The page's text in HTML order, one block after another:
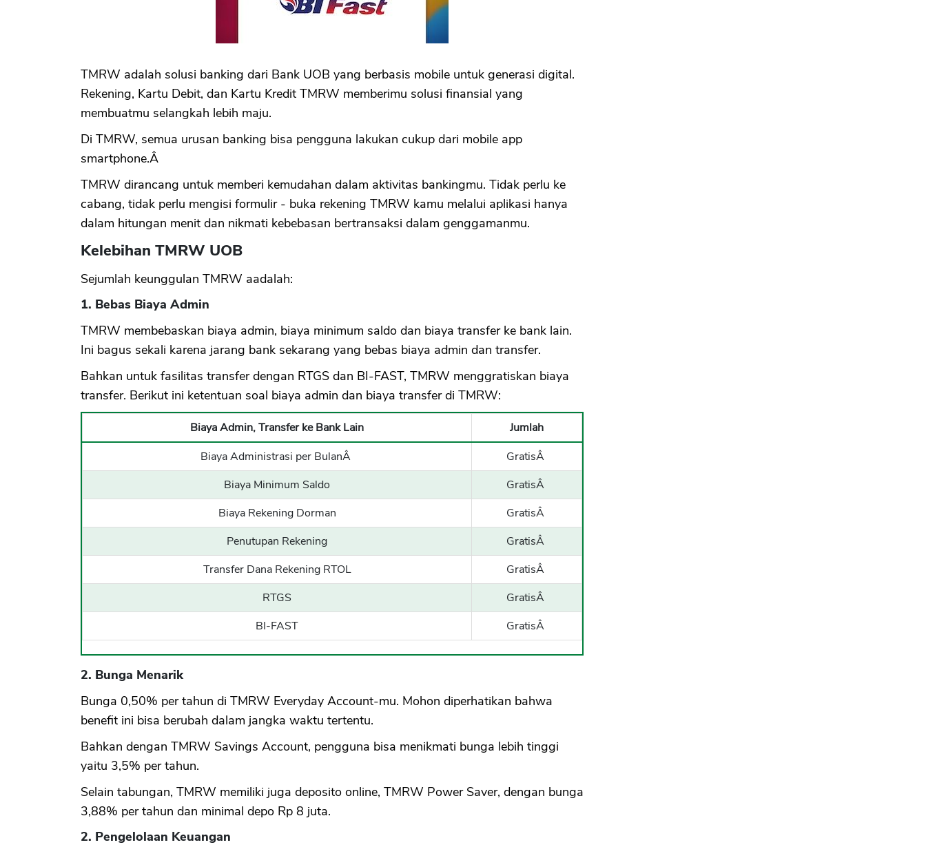
TMRW adalah solusi banking dari Bank UOB yang berbasis mobile untuk generasi digital.
Rekening, Kartu Debit, dan Kartu Kredit TMRW memberimu solusi finansial yang
membuatmu selangkah lebih maju.
Di TMRW, semua urusan banking bisa pengguna lakukan cukup dari mobile app
smartphone.Â
TMRW dirancang untuk memberi kemudahan dalam aktivitas bankingmu. Tidak perlu ke
cabang, tidak perlu mengisi formulir - buka rekening TMRW kamu melalui aplikasi hanya
dalam hitungan menit dan nikmati kebebasan bertransaksi dalam genggamanmu.
Kelebihan TMRW UOB
Sejumlah keunggulan TMRW aadalah:
1. Bebas Biaya Admin
TMRW membebaskan biaya admin, biaya minimum saldo dan biaya transfer ke bank lain.
Ini bagus sekali karena jarang bank sekarang yang bebas biaya admin dan transfer.
Bahkan untuk fasilitas transfer dengan RTGS dan BI-FAST, TMRW menggratiskan biaya
transfer. Berikut ini ketentuan soal biaya admin dan biaya transfer di TMRW:
Biaya Admin, Transfer ke Bank Lain
Jumlah
Biaya Administrasi per BulanÂ
GratisÂ
Biaya Minimum Saldo
GratisÂ
Biaya Rekening Dorman
GratisÂ
Penutupan Rekening
GratisÂ
Transfer Dana Rekening RTOL
GratisÂ
RTGS
GratisÂ
BI-FAST
GratisÂ
2. Bunga Menarik
Bunga 0,50% per tahun di TMRW Everyday Account-mu. Mohon diperhatikan bahwa
benefit ini bisa berubah dalam jangka waktu tertentu.
Bahkan dengan TMRW Savings Account, pengguna bisa menikmati bunga lebih tinggi
yaitu 3,5% per tahun.
Selain tabungan, TMRW memiliki juga deposito online, TMRW Power Saver, dengan bunga
3,88% per tahun dan minimal depo Rp 8 juta.
2. Pengelolaan Keuangan